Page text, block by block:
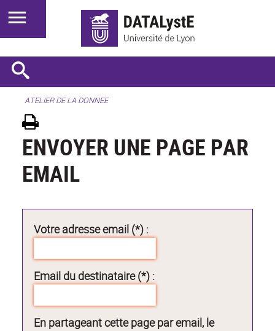
ATELIER DE LA DONNEE
ENVOYER UNE PAGE PAR
EMAIL
Votre adresse email (*) :
Email du destinataire (*) :
En partageant cette page par email, le